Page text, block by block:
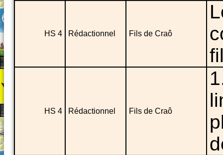
HS 4 Rédactionnel Fils de Craô
HS 4 Rédactionnel Fils de Craô